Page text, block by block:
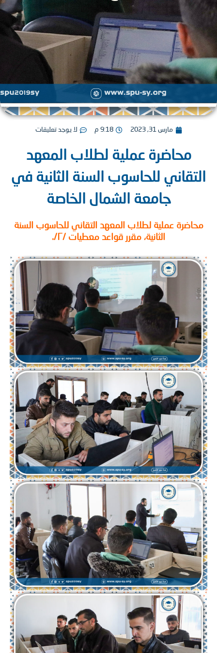
مارس 31, 2023 9:18 م لا يوجد تعليقات
محاضرة عملية لطلاب المعهد
للحاسوب السنة الثانية في
جامعة الشمال الخاصة
عملية لطلاب المعهد التقاني للحاسوب السنة
الثانية، مقرر قواعد معطيات /٢/.